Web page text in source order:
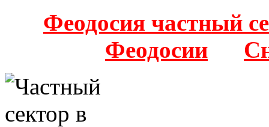
Феодосия частный
Феодосии